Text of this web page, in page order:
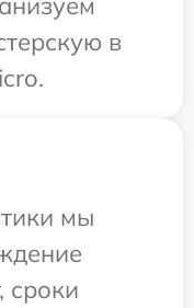
в
мы
сроки